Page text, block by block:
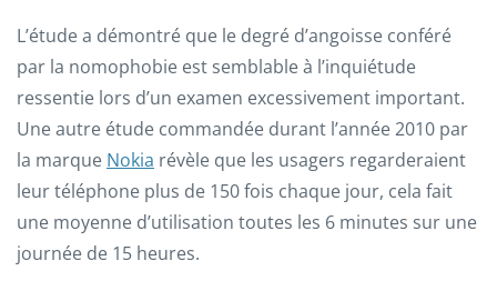
L’étude a démontré que le degré d’angoisse conféré
par la nomophobie est semblable à l’inquiétude
ressentie lors d’un examen excessivement important.
Une autre étude commandée durant l’année 2010 par
la marque Nokia révèle que les usagers regarderaient
leur téléphone plus de 150 fois chaque jour, cela fait
une moyenne d’utilisation toutes les 6 minutes sur une
journée de 15 heures.